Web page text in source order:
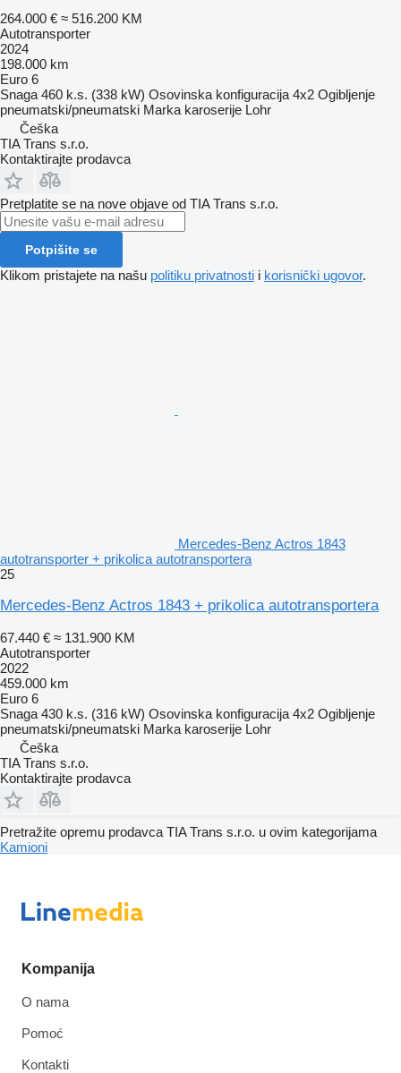
264.000 € ≈ 516.200 KM
Autotransporter
2024
198.000 km
Euro 6
Snaga 460 k.s. (338 kW) Osovinska konfiguracija 4x2 Ogibljenje
pneumatski/pneumatski Marka karoserije Lohr
Češka
TIA Trans s.r.o.
Kontaktirajte prodavca
Pretplatite se na nove objave od TIA Trans s.r.o.
Potpišite se
Klikom pristajete na našu politiku privatnosti i korisnički ugovor.
Mercedes-Benz Actros 1843
autotransporter + prikolica autotransportera
25
Mercedes-Benz Actros 1843 + prikolica autotransportera
67.440 € ≈ 131.900 KM
Autotransporter
2022
459.000 km
Euro 6
Snaga 430 k.s. (316 kW) Osovinska konfiguracija 4x2 Ogibljenje
pneumatski/pneumatski Marka karoserije Lohr
Češka
TIA Trans s.r.o.
Kontaktirajte prodavca
Pretražite opremu prodavca TIA Trans s.r.o. u ovim kategorijama
Kamioni
Kompanija
O nama
Pomoć
Kontakti